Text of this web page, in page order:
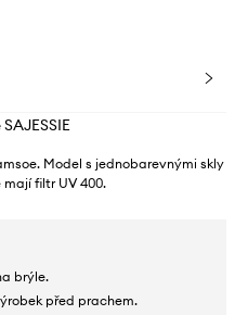
Model s jednobarevnými skly
filtr UV 400.
brýle.
před prachem.